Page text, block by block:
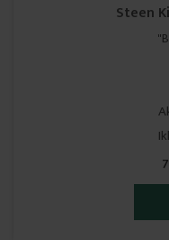
Steen